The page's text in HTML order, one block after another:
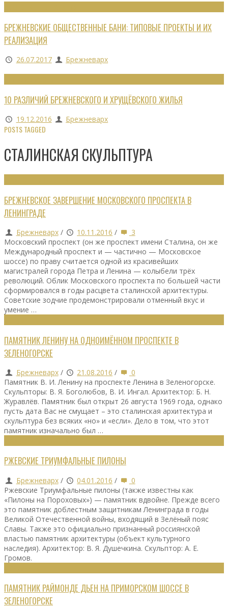
БРЕЖНЕВСКИЕ ОБЩЕСТВЕННЫЕ БАНИ: ТИПОВЫЕ ПРОЕКТЫ И ИХ
РЕАЛИЗАЦИЯ
26.07.2017 Брежневарх
10 РАЗЛИЧИЙ БРЕЖНЕВСКОГО И ХРУЩЁВСКОГО ЖИЛЬЯ
19.12.2016 Брежневарх
POSTS TAGGED
СТАЛИНСКАЯ СКУЛЬПТУРА
БРЕЖНЕВСКОЕ ЗАВЕРШЕНИЕ МОСКОВСКОГО ПРОСПЕКТА В
ЛЕНИНГРАДЕ
Брежневарх / 10.11.2016 /
3
Московский проспект (он же проспект имени Сталина, он же
Международный проспект и — частично — Московское
шоссе) по праву считается одной из красивейших
магистралей города Петра и Ленина — колыбели трёх
революций. Облик Московского проспекта по большей части
сформировался в годы расцвета сталинской архитектуры.
Советские зодчие продемонстрировали отменный вкус и
умение …
ПАМЯТНИК ЛЕНИНУ НА ОДНОИМЁННОМ ПРОСПЕКТЕ В
ЗЕЛЕНОГОРСКЕ
Брежневарх / 21.08.2016 /
0
Памятник В. И. Ленину на проспекте Ленина в Зеленогорске.
Скульпторы: В. Я. Боголюбов, В. И. Ингал. Архитектор: Б. Н.
Журавлёв. Памятник был открыт 26 августа 1969 года, однако
пусть дата Вас не смущает – это сталинская архитектура и
скульптура без всяких «но» и «если». Дело в том, что этот
памятник изначально был …
РЖЕВСКИЕ ТРИУМФАЛЬНЫЕ ПИЛОНЫ
Брежневарх / 04.01.2016 /
0
Ржевские Триумфальные пилоны (также известны как
«Пилоны на Пороховых») — памятник вдвойне. Прежде всего
это памятник доблестным защитникам Ленинграда в годы
Великой Отечественной войны, входящий в Зелёный пояс
Славы. Также это официально признанный россиянской
властью памятник архитектуры (объект культурного
наследия). Архитектор: В. Я. Душечкина. Скульптор: А. Е.
Громов.
ПАМЯТНИК РАЙМОНДЕ ДЬЕН НА ПРИМОРСКОМ ШОССЕ В
ЗЕЛЕНОГОРСКЕ